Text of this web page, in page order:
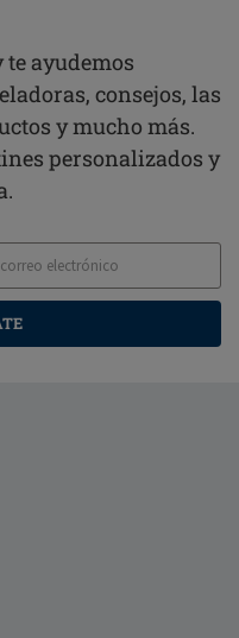
ayudemos
consejos, las
y mucho más.
personalizados y